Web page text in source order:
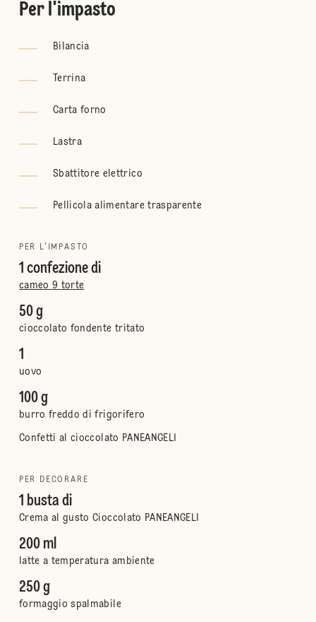
Per l'impasto
Bilancia
Terrina
Carta forno
Lastra
Sbattitore elettrico
Pellicola alimentare trasparente
PER L'IMPASTO
1 confezione di
cameo 9 torte
50 g
cioccolato fondente tritato
1
uovo
100 g
burro freddo di frigorifero
Confetti al cioccolato PANEANGELI
PER DECORARE
1 busta di
Crema al gusto Cioccolato PANEANGELI
200 ml
latte a temperatura ambiente
250 g
formaggio spalmabile